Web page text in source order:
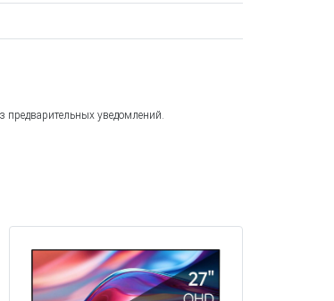
предварительных уведомлений.